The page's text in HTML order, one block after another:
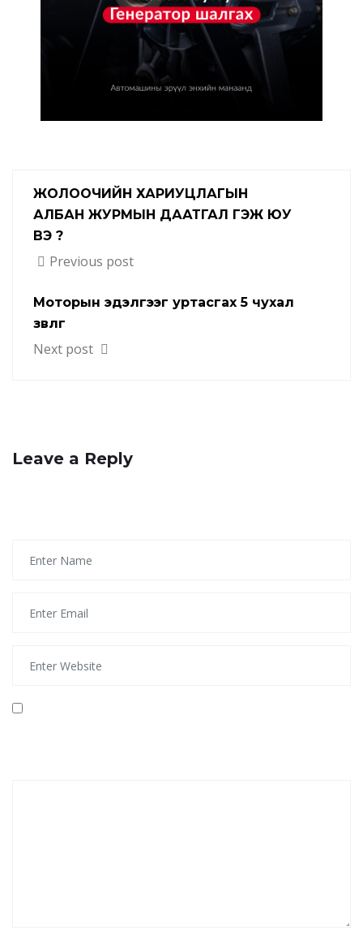
ЖОЛООЧИЙН ХАРИУЦЛАГЫН
АЛБАН ЖУРМЫН ДААТГАЛ ГЭЖ ЮУ
ВЭ ?
Previous post
Моторын эдэлгээг уртасгах 5 чухал
зөвлөгөө
Next post
Leave a Reply